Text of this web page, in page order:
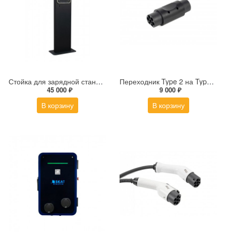
Стойка для зарядной станции
45 000 ₽
В корзину
Переходник Type 2 на Type GBT
9 000 ₽
В корзину